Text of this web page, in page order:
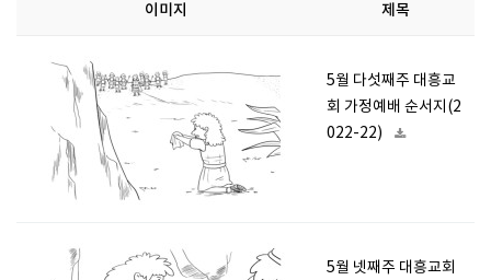
이미지 제목
5월 다섯째주 대흥교
회 가정예배 순서지(2
022-22)
5월 넷째주 대흥교회